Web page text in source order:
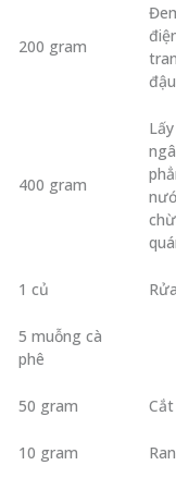
200 gram
400 gram
1 củ
5 muỗng cà
phê
50 gram
10 gram